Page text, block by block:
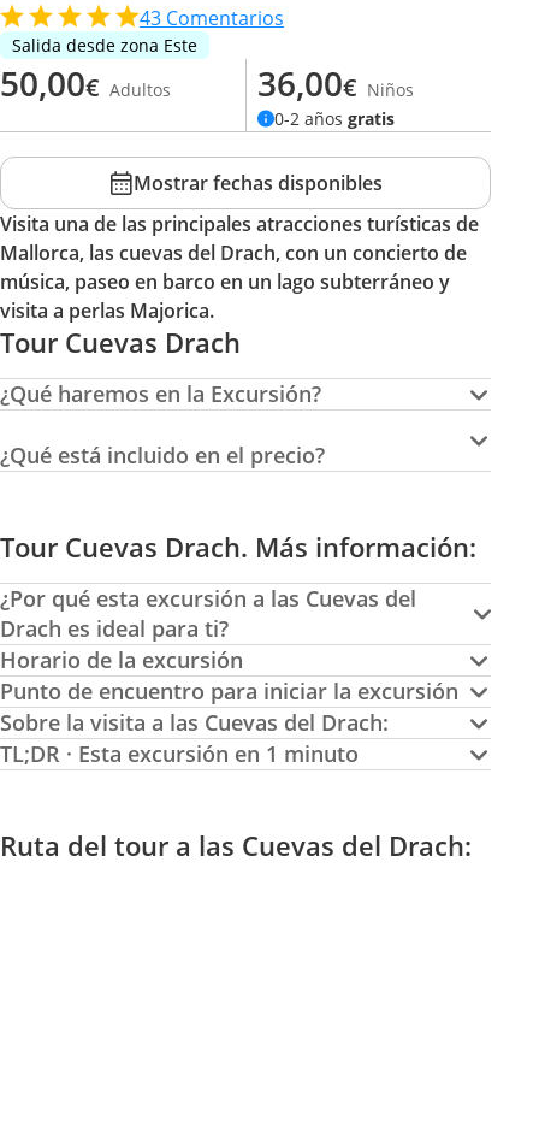
43 Comentarios
Salida desde zona Este
50,00€ Adultos 36,00€ Niños
0-2 años gratis
Mostrar fechas disponibles
Visita una de las principales atracciones turísticas de
Mallorca, las cuevas del Drach, con un concierto de
música, paseo en barco en un lago subterráneo y
visita a perlas Majorica.
Tour Cuevas Drach
¿Qué haremos en la Excursión?
¿Qué está incluido en el precio?
Tour Cuevas Drach. Más información:
¿Por qué esta excursión a las Cuevas del
Drach es ideal para ti?
Horario de la excursión
Punto de encuentro para iniciar la excursión
Sobre la visita a las Cuevas del Drach:
TL;DR · Esta excursión en 1 minuto
Ruta del tour a las Cuevas del Drach: